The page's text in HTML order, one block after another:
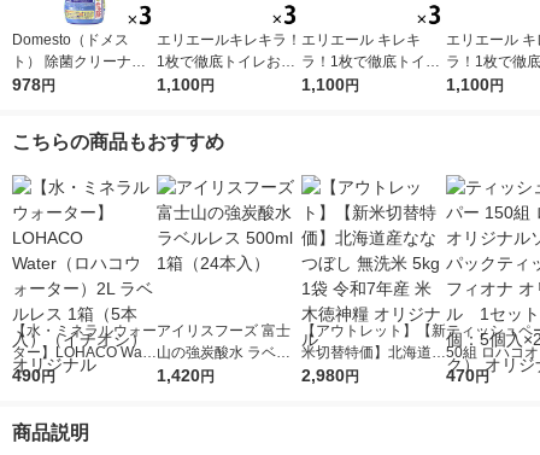
Domesto（ドメス
ト） 除菌クリーナー
本体 500ml １セット
リウム】 ユニリーバ
978円
エリエールキレキラ！
1枚で徹底トイレお掃
除シート シトラスミ
製紙（イチオシ）
1,100円
エリエール キレキ
ラ！1枚で徹底トイレ
おそうじシート 詰め
1,100円
エリエール キ
ラ！1枚で徹
おそうじシー
1,100円
こちらの商品もおすすめ
【水・ミネラルウォー
ター】LOHACO Wate
r（ロハコウォータ
シ） オリジナル
490円
アイリスフーズ 富士
山の強炭酸水 ラベル
レス 500ml 1箱（24
1,420円
【アウトレット】【新
米切替特価】北海道産
ななつぼし 無洗米 5k
2,980円
ティッシュペ
50組 ロハコ
ルソフトパッ
470円
商品説明